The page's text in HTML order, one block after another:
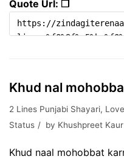
Quote Url: ❐
Khud nal
2 Lines Punjabi Shayari,
Status
by Khushpreet Kaur
Khud naal mohobbat